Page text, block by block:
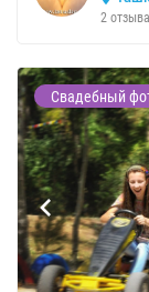
2 отзыва
Свадебный